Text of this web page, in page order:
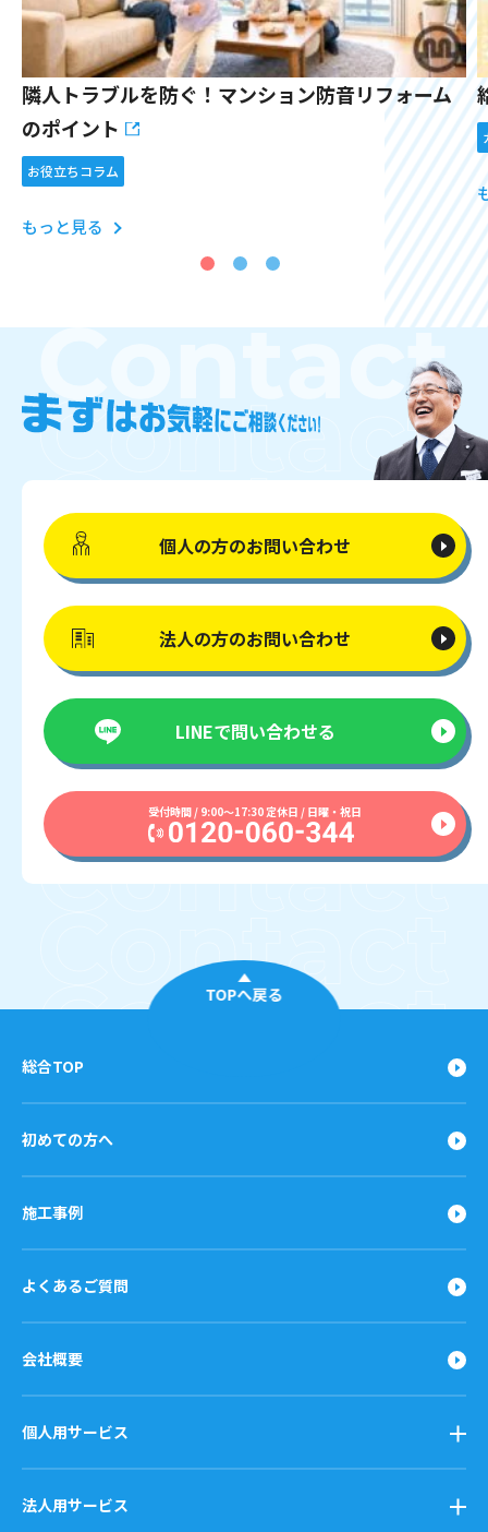
隣人トラブルを防ぐ！マンション防音リフォーム
のポイント
お役立ちコラム
もっと見る
個人の方のお問い合わせ
法人の方のお問い合わせ
LINEで問い合わせる
受付時間 / 9:00〜17:30 定休日 / 日曜・祝日
TOPへ戻る
総合TOP
初めての方へ
施工事例
よくあるご質問
会社概要
個人用サービス
法人用サービス